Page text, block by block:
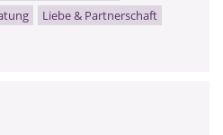
Liebe & Partnerschaft